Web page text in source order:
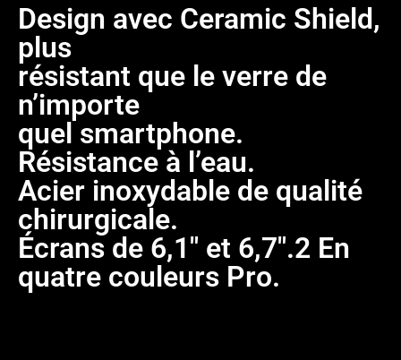
Design avec Ceramic Shield,
plus
résistant que le verre de
n’importe
quel smartphone.
Résistance à l’eau.
Acier inoxydable de qualité
chirurgicale.
Écrans de 6,1″ et 6,7″.2 En
quatre couleurs Pro.